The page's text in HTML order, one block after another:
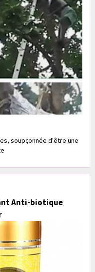
soupçonnée d'être une
Anti-biotique